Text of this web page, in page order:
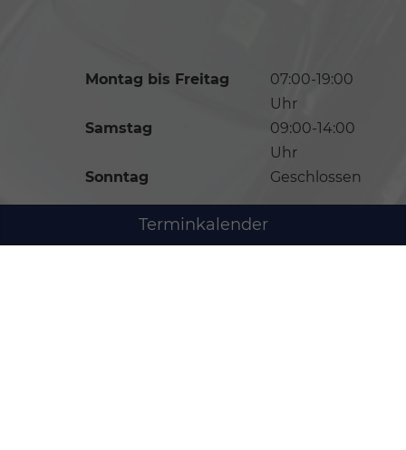
Terminkalender
Montag bis Freitag
07:00-19:00
Uhr
Samstag
09:00-14:00
Uhr
Sonntag
Geschlossen